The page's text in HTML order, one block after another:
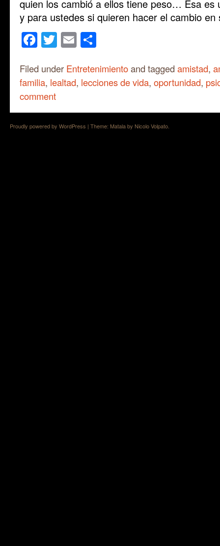
quien los cambió a ellos tiene peso… Esa es
y para ustedes si quieren hacer el cambio en
Facebook
Twitter
Email
Filed under Entretenimientoand tagged amistad,
familia, lealtad, lecciones de vida, oportunidad,
comment
Proudly powered by WordPress | Theme: Matala by Nicolo Volpato